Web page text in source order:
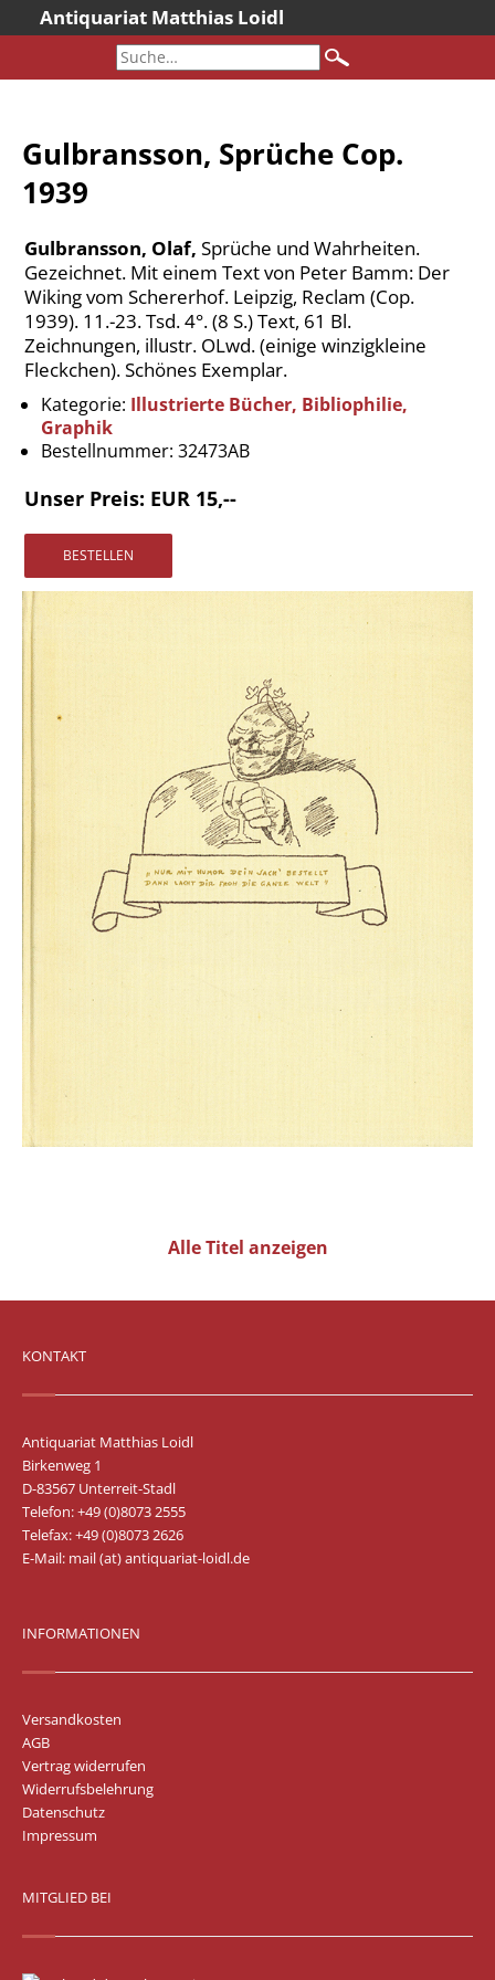
Antiquariat Matthias Loidl
Aktuelles
Neueingänge
Gesamtbestand
Katalogarchiv
Newsletter
Über uns
Kontakt
Warenkorb
Versandkosten
Vertrag widerrufen
Widerrufsbelehrung
Datenschutz
Impressum
Gulbransson, Sprüche Cop.
1939
Gulbransson, Olaf, Sprüche und Wahrheiten.
Gezeichnet. Mit einem Text von Peter Bamm: Der
Wiking vom Schererhof. Leipzig, Reclam (Cop.
1939). 11.-23. Tsd. 4°. (8 S.) Text, 61 Bl.
Zeichnungen, illustr. OLwd. (einige winzigkleine
Fleckchen). Schönes Exemplar.
Kategorie: Illustrierte Bücher, Bibliophilie,
Graphik
Bestellnummer: 32473AB
Unser Preis: EUR 15,--
Alle Titel anzeigen
KONTAKT
Antiquariat Matthias Loidl
Birkenweg 1
D-83567 Unterreit-Stadl
Telefon: +49 (0)8073 2555
Telefax: +49 (0)8073 2626
E-Mail: mail (at) antiquariat-loidl.de
INFORMATIONEN
Versandkosten
AGB
Vertrag widerrufen
Widerrufsbelehrung
Datenschutz
Impressum
MITGLIED BEI